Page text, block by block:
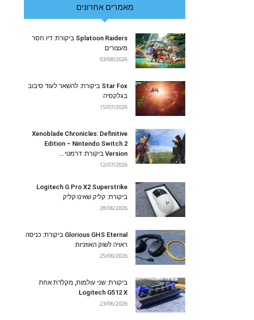
מאמרים אחרונים
Splatoon Raiders ביקורת: דיו חסר
מעצורים
03/08/2026
Star Fox ביקורת: להשאר לעוד סיבוב
בגלקסיה
15/07/2026
Xenoblade Chronicles: Definitive
Edition – Nintendo Switch 2
Version ביקורת: דרמטי...
12/07/2026
Logitech G Pro X2 Superstrike
ביקורת: קליק שאינו קליק
28/06/2026
Glorious GHS Eternal ביקורת: כניסה
ראויה לשוק האוזניות
25/06/2026
ביקורת: שני עולמות, מקלדת אחת
Logitech G512 X
23/06/2026